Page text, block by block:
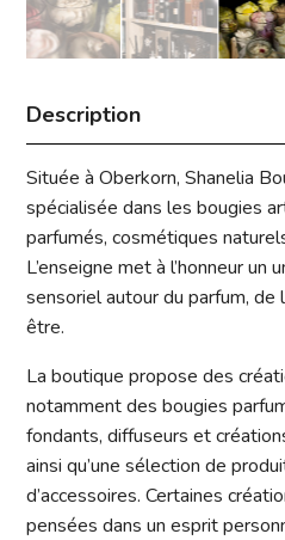
Description
Située à Oberkorn,Shanelia
spécialisée dans les bougies
parfumés, cosmétiques
L’enseigne met à l’honneur un
sensoriel autour du parfum,
être.
La boutique propose des
notamment des bougies
fondants, diffuseurs et
ainsi qu’une sélection de
d’accessoires. Certaines
pensées dans un esprit